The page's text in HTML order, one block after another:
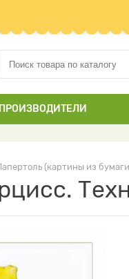
ПРОИЗВОДИТЕЛИ
(картины из